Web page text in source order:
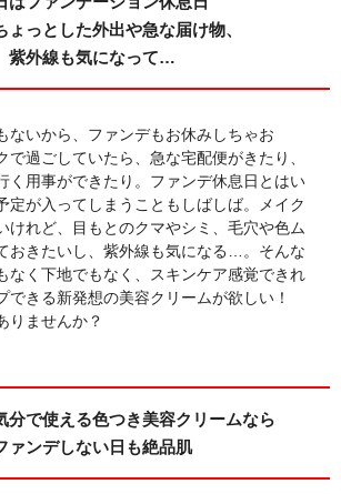
ょっとした外出や急な届け物、
紫外線も気になって…
ないから、ファンデもお休みしちゃお
で過ごしていたら、急な宅配便がきたり、
く用事ができたり。ファンデ休息日とはい
定が入ってしまうこともしばしば。メイク
けれど、目もとのクマやシミ、毛穴や色ム
おきたいし、紫外線も気になる…。そんな
なく下地でもなく、スキンケア感覚できれ
できる新発想の美容クリームが欲しい！
りませんか？
分で使える色つき美容クリームなら
ァンデしない日も絶品肌